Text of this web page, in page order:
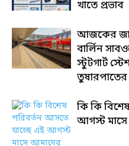
খাতে প্রভাব
আজকের
বার্লিন
স্টুটগার্ট
তুষারপাতের
কি কি
আগস্ট মাসে